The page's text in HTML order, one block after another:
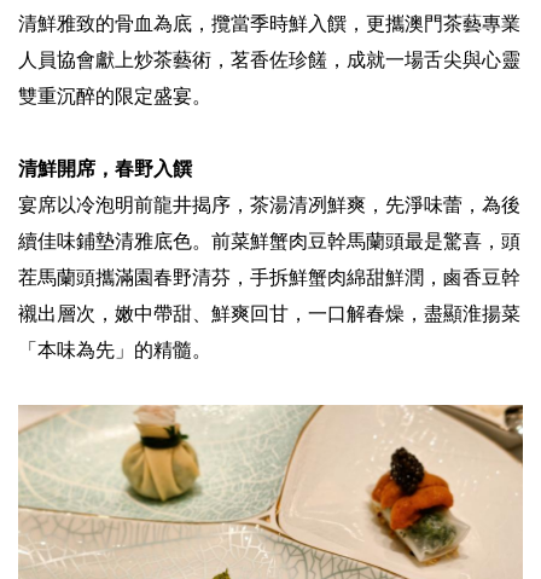
清鮮雅致的骨血為底，攬當季時鮮入饌，更攜澳門茶藝專業
人員協會獻上炒茶藝術，茗香佐珍饈，成就一場舌尖與心靈
雙重沉醉的限定盛宴。
清鮮開席，春野入饌
宴席以冷泡明前龍井揭序，茶湯清冽鮮爽，先淨味蕾，為後
續佳味鋪墊清雅底色。前菜鮮蟹肉豆幹馬蘭頭最是驚喜，頭
茬馬蘭頭攜滿園春野清芬，手拆鮮蟹肉綿甜鮮潤，鹵香豆幹
襯出層次，嫩中帶甜、鮮爽回甘，一口解春燥，盡顯淮揚菜
「本味為先」的精髓。